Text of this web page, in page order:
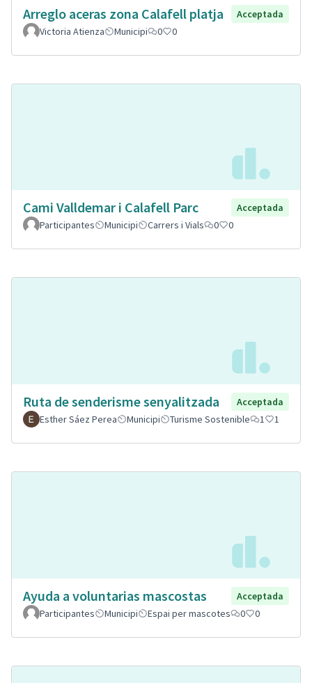
Arreglo aceras zona Calafell platja
Acceptada
Victoria Atienza
Municipi 0 0
Cami Valldemar i Calafell Parc
Acceptada
Participantes
Municipi Carrers i Vials 0 0
Ruta de senderisme senyalitzada
Acceptada
Esther Sáez Perea
Municipi Turisme Sostenible 1 1
Ayuda a voluntarias mascostas
Acceptada
Participantes
Municipi Espai per mascotes 0 0